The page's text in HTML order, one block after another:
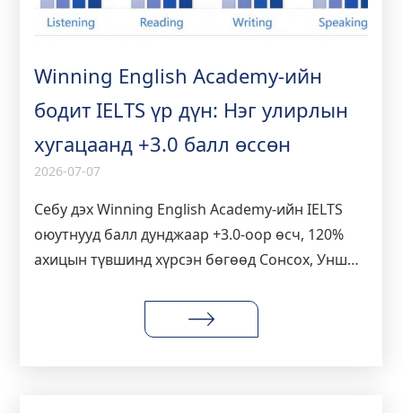
Winning English Academy-ийн
бодит IELTS үр дүн: Нэг улирлын
хугацаанд +3.0 балл өссөн
2026-07-07
Себу дэх Winning English Academy-ийн IELTS
оюутнууд балл дунджаар +3.0-оор өсч, 120%
ахицын түвшинд хүрсэн бөгөөд Сонсох, Унших,